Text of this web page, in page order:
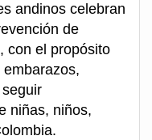
andinos celebran
de
con el propósito
niñas, niños,